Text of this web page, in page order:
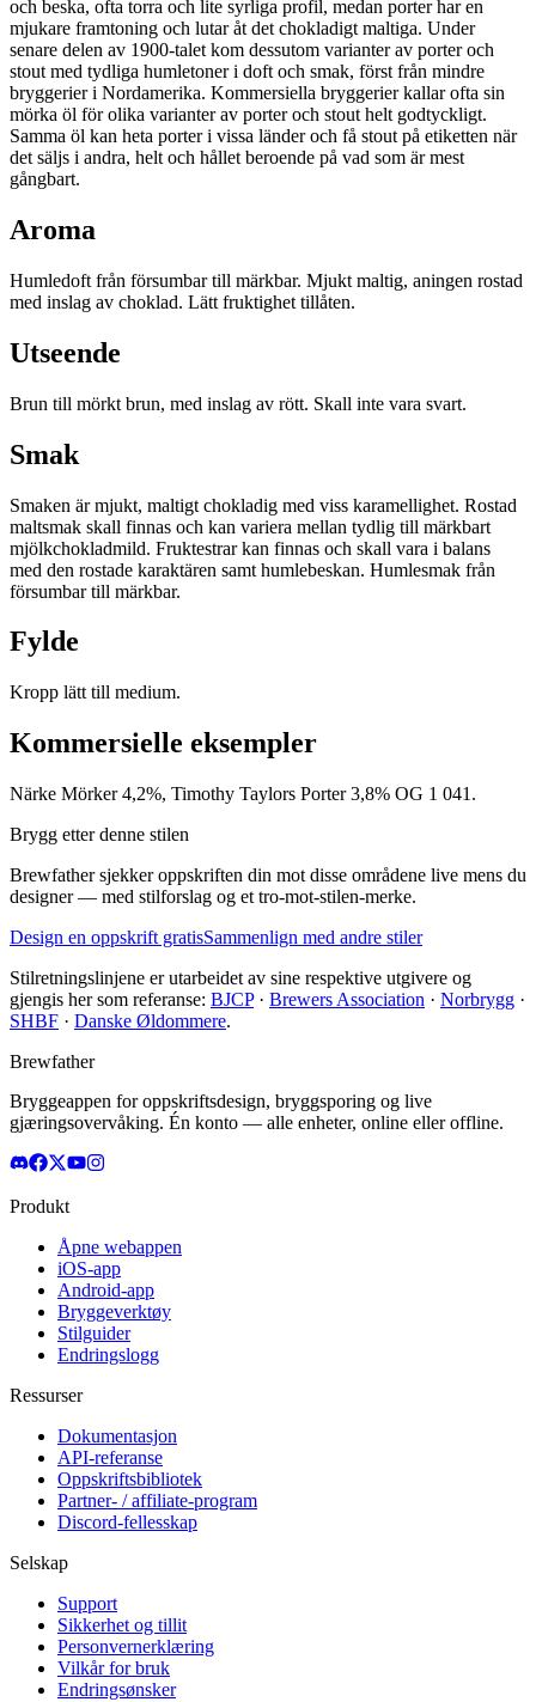
och beska, ofta torra och lite syrliga profil, medan porter har en
mjukare framtoning och lutar åt det chokladigt maltiga. Under
senare delen av 1900-talet kom dessutom varianter av porter och
stout med tydliga humletoner i doft och smak, först från mindre
bryggerier i Nordamerika. Kommersiella bryggerier kallar ofta sin
mörka öl för olika varianter av porter och stout helt godtyckligt.
Samma öl kan heta porter i vissa länder och få stout på etiketten när
det säljs i andra, helt och hållet beroende på vad som är mest
gångbart.
Aroma
Humledoft från försumbar till märkbar. Mjukt maltig, aningen rostad
med inslag av choklad. Lätt fruktighet tillåten.
Utseende
Brun till mörkt brun, med inslag av rött. Skall inte vara svart.
Smak
Smaken är mjukt, maltigt chokladig med viss karamellighet. Rostad
maltsmak skall finnas och kan variera mellan tydlig till märkbart
mjölkchokladmild. Fruktestrar kan finnas och skall vara i balans
med den rostade karaktären samt humlebeskan. Humlesmak från
försumbar till märkbar.
Fylde
Kropp lätt till medium.
Kommersielle eksempler
Närke Mörker 4,2%, Timothy Taylors Porter 3,8% OG 1 041.
Brygg etter denne stilen
Brewfather sjekker oppskriften din mot disse områdene live mens du
designer — med stilforslag og et tro-mot-stilen-merke.
Design en oppskrift gratisSammenlign med andre stiler
Stilretningslinjene er utarbeidet av sine respektive utgivere og
gjengis her som referanse: BJCP· Brewers Association · Norbrygg ·
SHBF · Danske Øldommere.
Brewfather
Bryggeappen for oppskriftsdesign, bryggsporing og live
gjæringsovervåking. Én konto — alle enheter, online eller offline.
Produkt
Åpne webappen
iOS-app
Android-app
Bryggeverktøy
Stilguider
Endringslogg
Ressurser
Dokumentasjon
API-referanse
Oppskriftsbibliotek
Partner- / affiliate-program
Discord-fellesskap
Selskap
Support
Sikkerhet og tillit
Personvernerklæring
Vilkår for bruk
Endringsønsker